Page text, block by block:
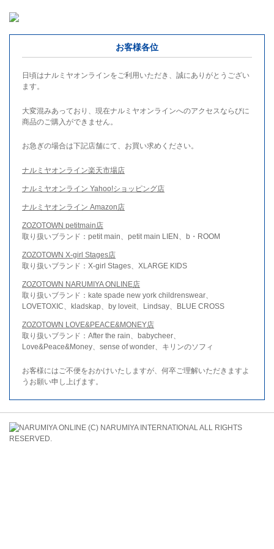
お客様各位
日頃はナルミヤオンラインをご利用いただき、誠にありがとうござい
ます。
大変混みあっており、現在ナルミヤオンラインへのアクセスならびに
商品のご購入ができません。
お急ぎの場合は下記店舗にて、お買い求めください。
ナルミヤオンライン楽天市場店
ナルミヤオンライン Yahoo!ショッピング店
ナルミヤオンライン Amazon店
ZOZOTOWN petitmain店
取り扱いブランド：petit main、petit main LIEN、b・ROOM
ZOZOTOWN X-girl Stages店
取り扱いブランド：X-girl Stages、XLARGE KIDS
ZOZOTOWN NARUMIYA ONLINE店
取り扱いブランド：kate spade new york childrenswear、
LOVETOXIC、kladskap、by loveit、Lindsay、BLUE CROSS
ZOZOTOWN LOVE&PEACE&MONEY店
取り扱いブランド：After the rain、babycheer、
Love&Peace&Money、sense of wonder、キリンのソフィ
お客様にはご不便をおかけいたしますが、何卒ご理解いただきますよ
うお願い申し上げます。